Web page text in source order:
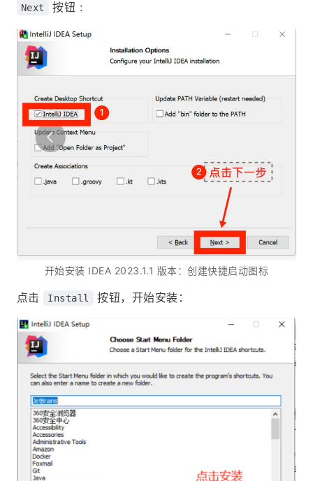
Next 按钮 :
开始安装 IDEA 2023.1.1 版本：创建快捷启动图标
点击 Install 按钮，开始安装：